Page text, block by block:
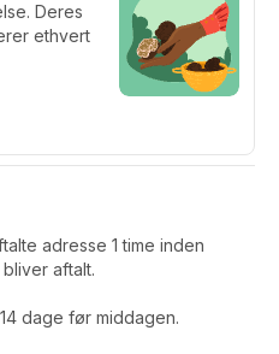
Deres
ethvert
adresse 1 time inden
aftalt.
dage før middagen.